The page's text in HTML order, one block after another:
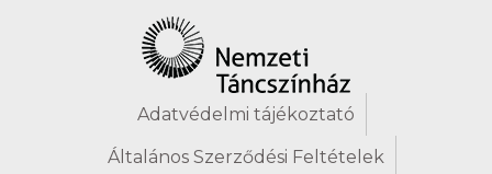
Adatvédelmi tájékoztató
Általános Szerződési Feltételek